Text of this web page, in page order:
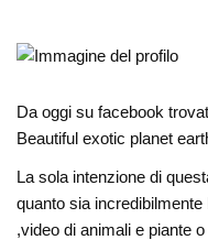
Da oggi su facebook
Beautiful exotic planet
La sola intenzione di
quanto sia
,video di animali e piante